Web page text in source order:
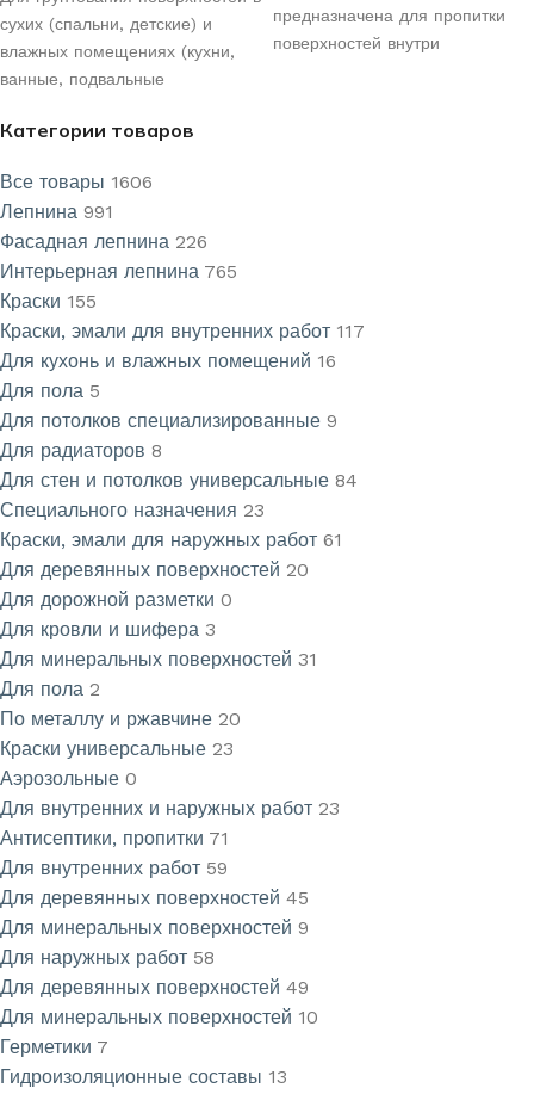
Категории товаров
Все товары 1606
Лепнина 991
Фасадная лепнина 226
Интерьерная лепнина 765
Краски 155
Краски, эмали для внутренних работ 117
Для кухонь и влажных помещений 16
Для пола 5
Для потолков специализированные 9
Для радиаторов 8
Для стен и потолков универсальные 84
Специального назначения 23
Краски, эмали для наружных работ 61
Для деревянных поверхностей 20
Для дорожной разметки 0
Для кровли и шифера 3
Для минеральных поверхностей 31
Для пола 2
По металлу и ржавчине 20
Краски универсальные 23
Аэрозольные 0
Для внутренних и наружных работ 23
Антисептики, пропитки 71
Для внутренних работ 59
Для деревянных поверхностей 45
Для минеральных поверхностей 9
Для наружных работ 58
Для деревянных поверхностей 49
Для минеральных поверхностей 10
Герметики 7
Гидроизоляционные составы 13
сухих (спальни, детские) и
влажных помещениях (кухни,
ванные, подвальные
последующим шпатлеванием,
дисперсионными красками,
облицовкой керамической
плиткой и наклейкой обоев.
предназначена для пропитки
поверхностей внутри